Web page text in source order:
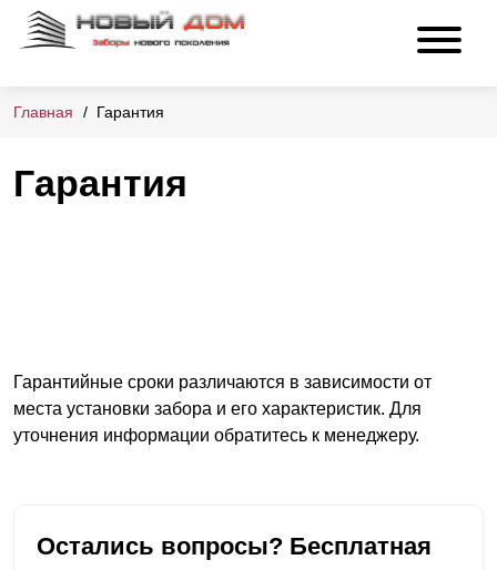
Главная Гарантия
Гарантия
Гарантийные сроки различаются в зависимости от
места установки забора и его характеристик. Для
уточнения информации обратитесь к менеджеру.
Остались вопросы? Бесплатная